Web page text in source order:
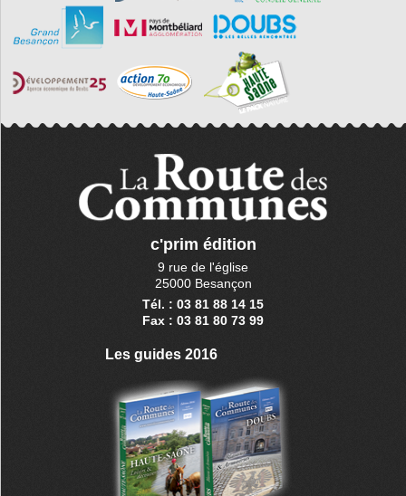
c'prim édition
9 rue de l'église
25000 Besançon
Tél. : 03 81 88 14 15
Fax : 03 81 80 73 99
Les guides 2016